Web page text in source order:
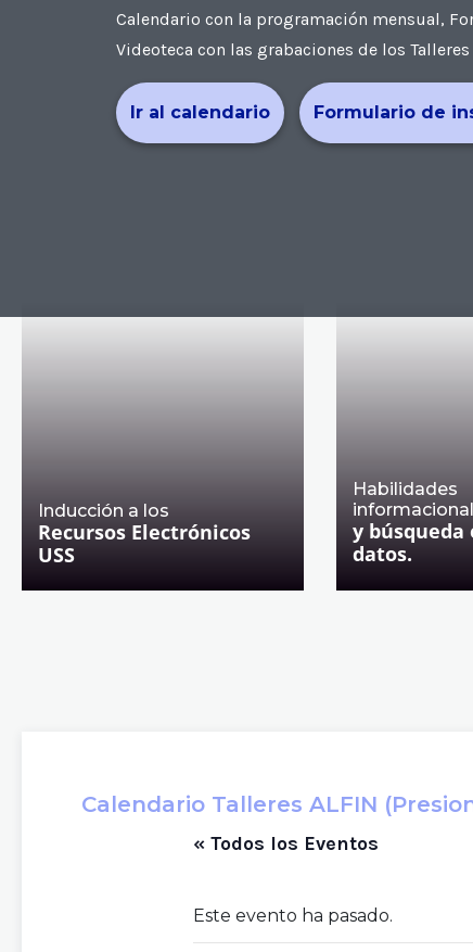
Calendario con la programación mensual,
Videoteca con las grabaciones de los Talleres
Ir al calendario Formulario de
Inducción a los
Recursos Electrónicos
USS
Habilidades
y búsqueda
datos.
Calendario Talleres ALFIN
« Todos los Eventos
Este evento ha pasado.